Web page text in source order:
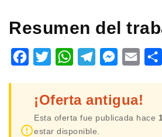
Resumen del
Facebook
TwitterWhatsAppTelegramMessenger
Email
¡Oferta antigua!
Esta oferta fue publicada hace
estar disponible.